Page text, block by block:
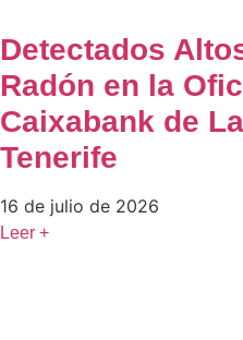
Detectados
Radón en la
Caixabank de
Tenerife
16 de julio de 2026
Leer +